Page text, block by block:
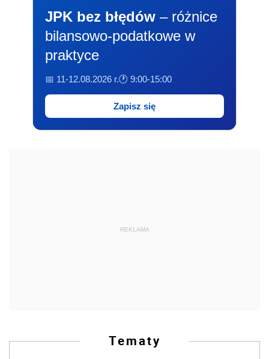
JPK bez błędów – różnice
bilansowo-podatkowe w
praktyce
📅 11-12.08.2026 r.🕐 9:00-15:00
Zapisz się
REKLAMA
Tematy